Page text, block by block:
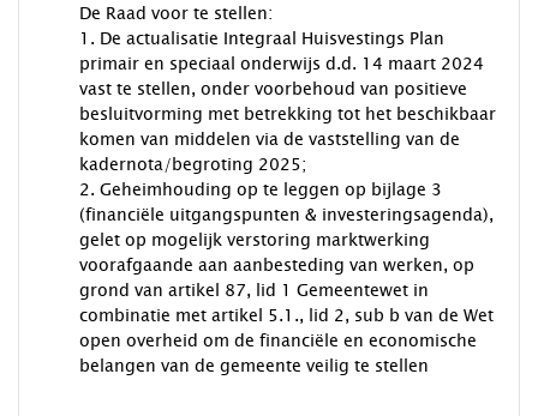
De Raad voor te stellen:
1. De actualisatie Integraal Huisvestings Plan
primair en speciaal onderwijs d.d. 14 maart 2024
vast te stellen, onder voorbehoud van positieve
besluitvorming met betrekking tot het beschikbaar
komen van middelen via de vaststelling van de
kadernota/begroting 2025;
2. Geheimhouding op te leggen op bijlage 3
(financiële uitgangspunten & investeringsagenda),
gelet op mogelijk verstoring marktwerking
voorafgaande aan aanbesteding van werken, op
grond van artikel 87, lid 1 Gemeentewet in
combinatie met artikel 5.1., lid 2, sub b van de Wet
open overheid om de financiële en economische
belangen van de gemeente veilig te stellen